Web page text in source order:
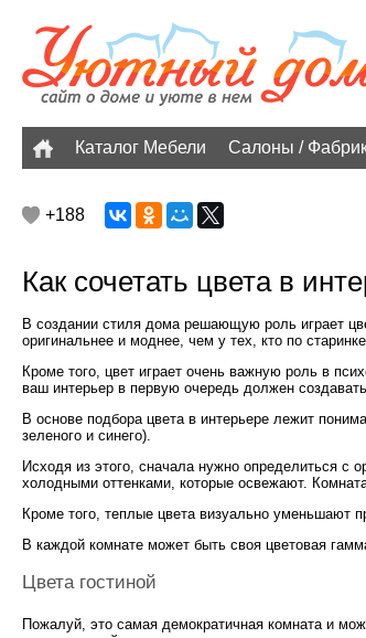
Каталог Мебели Салоны /
+188
Как сочетать цвета в
В создании стиля дома решающую роль играет
оригинальнее и моднее, чем у тех, кто по
Кроме того, цвет играет очень важную роль в
ваш интерьер в первую очередь должен
В основе подбора цвета в интерьере лежит
зеленого и синего).
Исходя из этого, сначала нужно определиться с
холодными оттенками, которые освежают.
Кроме того, теплые цвета визуально уменьшают
В каждой комнате может быть своя цветовая
Цвета гостиной
Пожалуй, это самая демократичная комната и